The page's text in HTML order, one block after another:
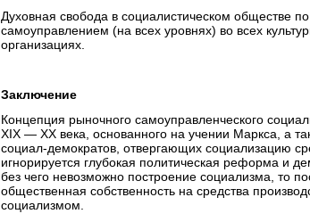
Духовная свобода в социалистическом обществе
самоуправлением (на всех уровнях) во всех
организациях.
Заключение
Концепция рыночного самоуправленческого
XIX — XX века, основанного на учении Маркса, а
социал-демократов, отвергающих социализацию
игнорируется глубокая политическая реформа и
без чего невозможно построение социализма, то
общественная собственность на средства
социализмом.